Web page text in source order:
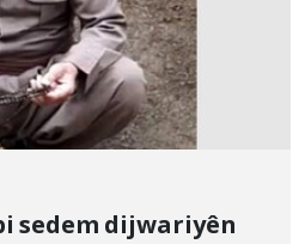
sedem dijwariyên